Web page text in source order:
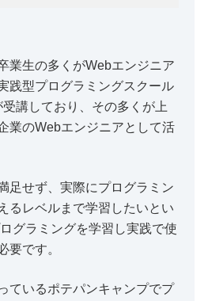
業生の多くがWebエンジニア
践型プログラミングスクール
講しており、その多くが上
業のWebエンジニアとして活
足せず、実際にプログラミン
るレベルまで学習したいとい
グラミングを学習し実践で使
要です。
ているポテパンキャンプでプ